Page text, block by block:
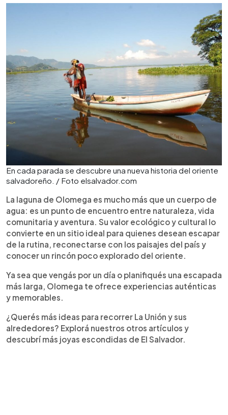
En cada parada se descubre una nueva historia del oriente
salvadoreño. / Foto elsalvador.com
La laguna de Olomega es mucho más que un cuerpo de
agua: es un punto de encuentro entre naturaleza, vida
comunitaria y aventura. Su valor ecológico y cultural lo
convierte en un sitio ideal para quienes desean escapar
de la rutina, reconectarse con los paisajes del país y
conocer un rincón poco explorado del oriente.
Ya sea que vengás por un día o planifiqués una escapada
más larga, Olomega te ofrece experiencias auténticas
y memorables.
¿Querés más ideas para recorrer La Unión y sus
alrededores? Explorá nuestros otros artículos y
descubrí más joyas escondidas de El Salvador.